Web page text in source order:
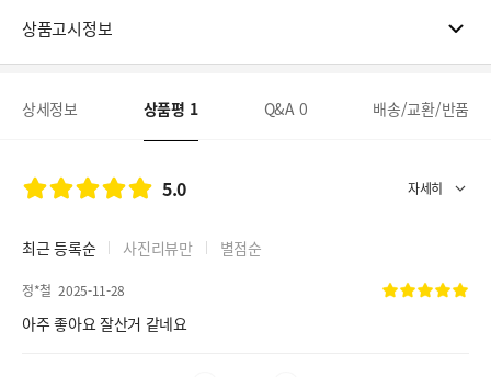
상품고시정보
상세정보 상품평 1 Q&A 0 배송/교환/반품
5.0
최근 등록순 사진리뷰만 별점순
정*철 2025-11-28
아주 좋아요 잘산거 같네요